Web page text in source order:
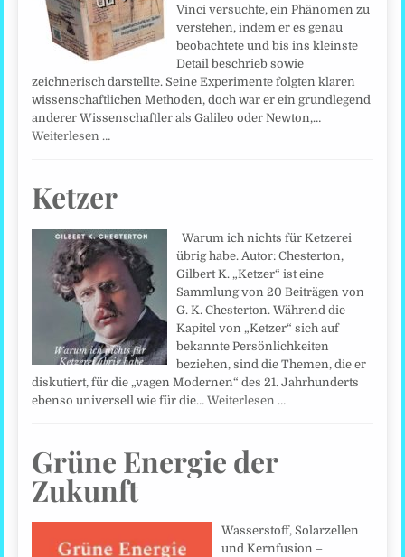
Vinci versuchte, ein Phänomen zu
verstehen, indem er es genau
beobachtete und bis ins kleinste
Detail beschrieb sowie
zeichnerisch darstellte. Seine Experimente folgten klaren
wissenschaftlichen Methoden, doch war er ein grundlegend
anderer Wissenschaftler als Galileo oder Newton,…
Weiterlesen …
Ketzer
Warum ich nichts für Ketzerei
übrig habe. Autor: Chesterton,
Gilbert K. „Ketzer“ ist eine
Sammlung von 20 Beiträgen von
G. K. Chesterton. Während die
Kapitel von „Ketzer“ sich auf
bekannte Persönlichkeiten
beziehen, sind die Themen, die er
diskutiert, für die „vagen Modernen“ des 21. Jahrhunderts
ebenso universell wie für die…Weiterlesen …
Grüne Energie der
Zukunft
Wasserstoff, Solarzellen
und Kernfusion –